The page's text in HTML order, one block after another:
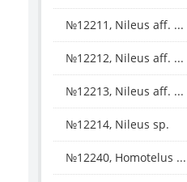
№12211, Nileus aff. ...
№12212, Nileus aff. ...
№12213, Nileus aff. ...
№12214, Nileus sp.
№12240, Homotelus ...